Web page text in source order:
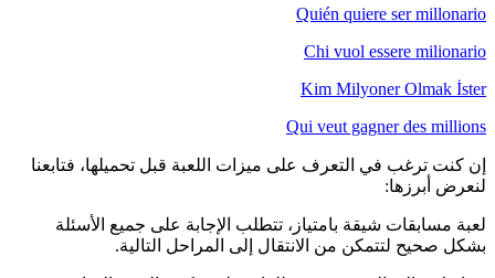
Quién quiere ser millonario
Chi vuol essere milionario
Kim Milyoner Olmak İster
Qui veut gagner des millions
إن كنت ترغب في التعرف على ميزات اللعبة قبل تحميلها، فتابعنا
لنعرض أبرزها:
لعبة مسابقات شيقة بامتياز، تتطلب الإجابة على جميع الأسئلة
بشكل صحيح لتتمكن من الانتقال إلى المراحل التالية.